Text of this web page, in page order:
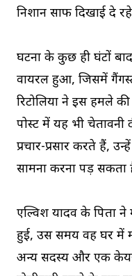
निशान साफ दिखाई दे
घटना के कुछ ही घंटों
वायरल हुआ, जिसमें
रिटोलिया ने इस हमले की
पोस्ट में यह भी चेतावनी
प्रचार-प्रसार करते हैं,
सामना करना पड़ सकता
एल्विश यादव के पिता ने
हुई, उस समय वह घर में
अन्य सदस्य और एक